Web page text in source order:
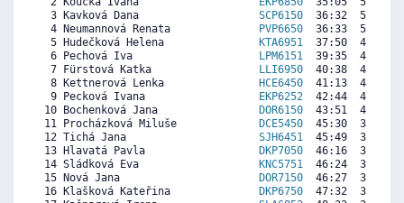
  3 Kavková Dana
SCP6150
36:32  5114
  4 Neumannová Renata
PVP6650
36:33  5111
  5 Hudečková Helena
KTA6951
37:50  4920
  6 Pechová Iva
LPM6151
39:35  4660
  7 Fürstová Katka
LLI6950
40:38  4503
  8 Kettnerová Lenka
HCE6450
41:13  4416
  9 Pecková Ivana
EKP6252
42:44  4190
10 Bochenková Jana
DOR6150
43:51  4024
11 Procházková Miluše
DCE5450
45:30  3778
12 Tichá Jana SJH6451
45:49  3731
13 Hlavatá Pavla
DKP7050
46:16  3664
14 Sládková Eva
KNC5751
46:24  3644
15 Nová Jana
DOR7150
46:27  3637
16 Klašková Kateřina
DKP6750
47:32  3475